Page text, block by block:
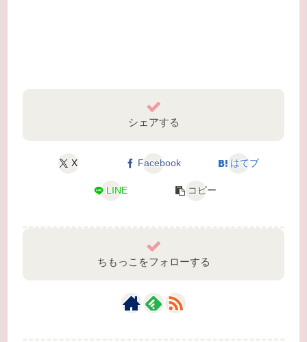
シェアする
X Facebook はてブ
LINE コピー
ちもっこをフォローする